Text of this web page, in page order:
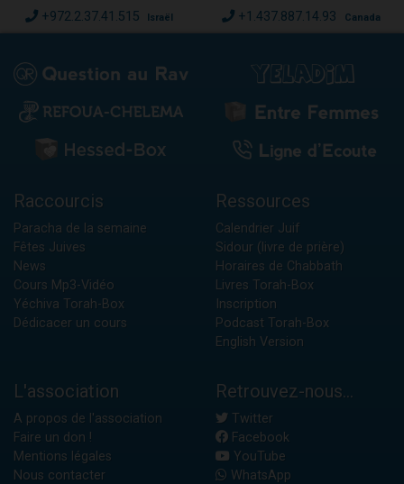
+972.2.37.41.515 Israël +1.437.887.14.93 Canada
Raccourcis
Paracha de la semaine
Fêtes Juives
News
Cours Mp3-Vidéo
Yéchiva Torah-Box
Dédicacer un cours
Ressources
Calendrier Juif
Sidour (livre de prière)
Horaires de Chabbath
Livres Torah-Box
Inscription
Podcast Torah-Box
English Version
L'association
A propos de l'association
Faire un don !
Mentions légales
Nous contacter
Retrouvez-nous...
Twitter
Facebook
YouTube
WhatsApp